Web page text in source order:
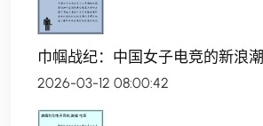
巾帼战纪：中国女子电竞的新浪潮
2026-03-12 08:00:42